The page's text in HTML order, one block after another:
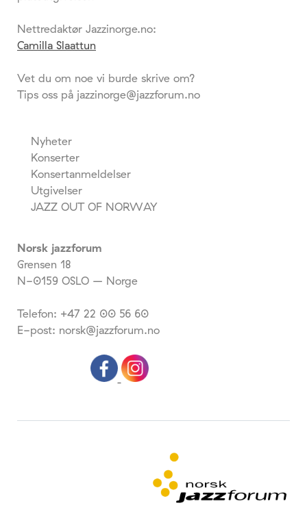
Nettredaktør Jazzinorge.no:
Camilla Slaattun
Vet du om noe vi burde skrive om?
Tips oss på jazzinorge@jazzforum.no
Nyheter
Konserter
Konsertanmeldelser
Utgivelser
JAZZ OUT OF NORWAY
Norsk jazzforum
Grensen 18
N-0159 OSLO – Norge
Telefon: +47 22 00 56 60
E-post: norsk@jazzforum.no